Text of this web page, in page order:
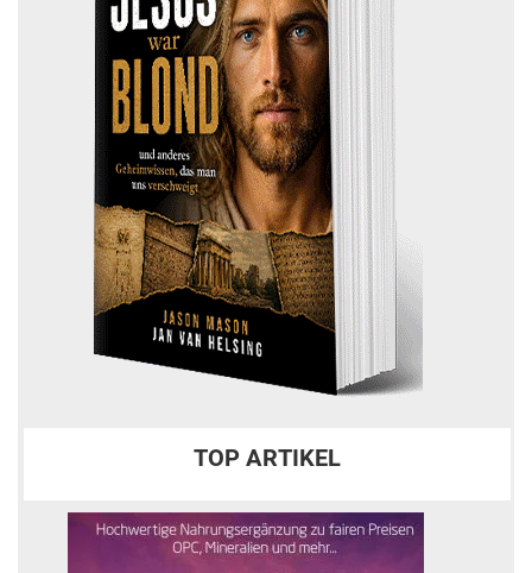
TOP ARTIKEL